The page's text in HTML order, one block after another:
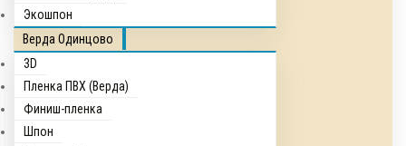
Экошпон
Верда Одинцово
3D
Пленка ПВХ (Верда)
Финиш-пленка
Шпон